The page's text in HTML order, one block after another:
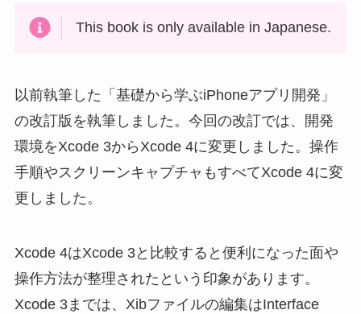
This book is only available in Japanese.
以前執筆した「基礎から学ぶiPhoneアプリ開発」
の改訂版を執筆しました。今回の改訂では、開発
環境をXcode 3からXcode 4に変更しました。操作
手順やスクリーンキャプチャもすべてXcode 4に変
更しました。
Xcode 4はXcode 3と比較すると便利になった面や
操作方法が整理されたという印象があります。
Xcode 3までは、Xibファイルの編集はInterface